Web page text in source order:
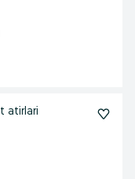
atirlari